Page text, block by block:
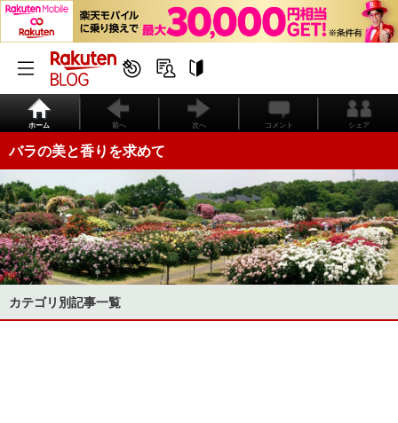
ホーム 前へ 次へ コメント シェア
バラの美と香りを求めて
カテゴリ別記事一覧